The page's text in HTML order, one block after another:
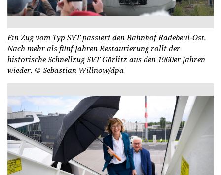
Ein Zug vom Typ SVT passiert den Bahnhof Radebeul-Ost.
Nach mehr als fünf Jahren Restaurierung rollt der
historische Schnellzug SVT Görlitz aus den 1960er Jahren
wieder. © Sebastian Willnow/dpa